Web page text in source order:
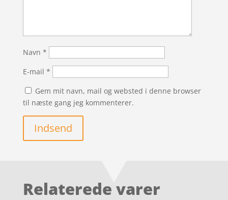
Navn *
E-mail *
Gem mit navn, mail og websted i denne browser
til næste gang jeg kommenterer.
Indsend
Relaterede varer